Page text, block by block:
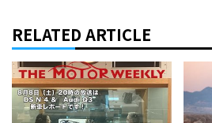
RELATED ARTICLE